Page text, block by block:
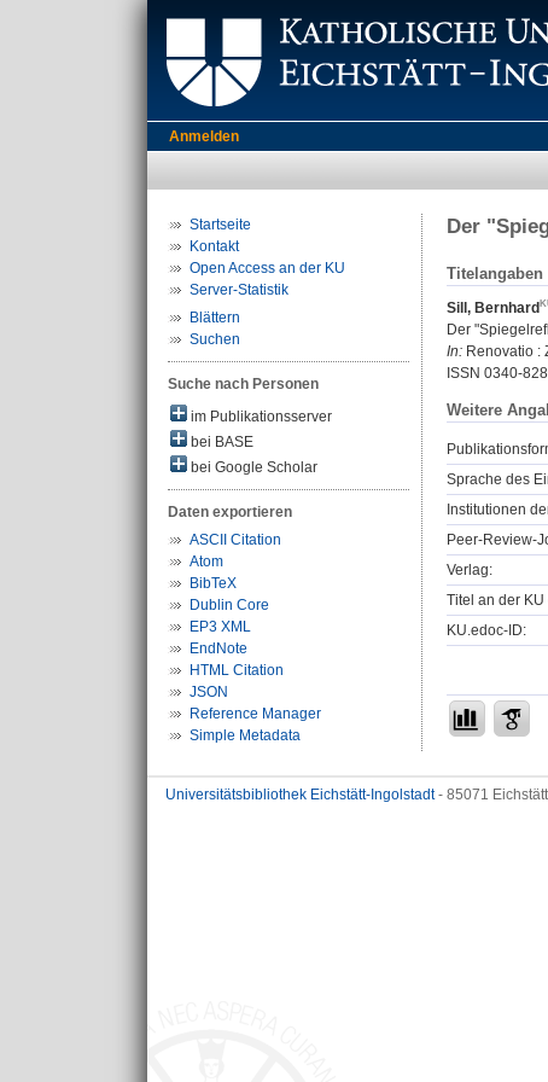
Anmelden
Startseite
Kontakt
Open Access an der KU
Server-Statistik
Blättern
Suchen
Suche nach Personen
im Publikationsserver
bei BASE
bei Google Scholar
Daten exportieren
ASCII Citation
Atom
BibTeX
Dublin Core
EP3 XML
EndNote
HTML Citation
JSON
Reference Manager
Simple Metadata
Der
Titelangaben
Sill, Bernhard
Der
In: Renovatio :
ISSN 0340-
Weitere
Sprache des
Institutionen
Peer-Review-
Verlag:
Titel an der
KU.edoc-ID:
Universitätsbibliothek Eichstätt-Ingolstadt- 85071 Eichstätt